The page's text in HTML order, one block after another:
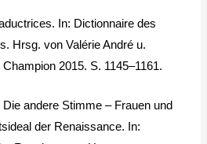
In: Dictionnaire des
Hrsg. von Valérie André u.
2015. S. 1145–1161.
andere Stimme – Frauen und
der Renaissance. In: